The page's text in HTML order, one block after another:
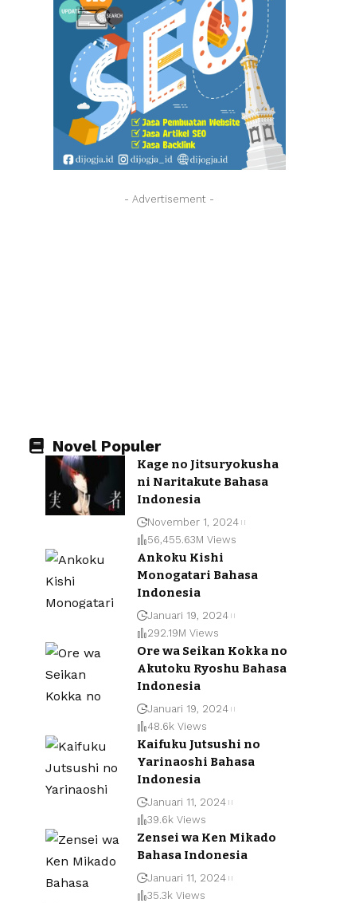
- Advertisement -
Novel Populer
Kage no Jitsuryokusha
ni Naritakute Bahasa
Indonesia
November 1, 2024
56,455.63M Views
Ankoku Kishi
Monogatari Bahasa
Indonesia
Januari 19, 2024
292.19M Views
Ore wa Seikan Kokka no
Akutoku Ryoshu Bahasa
Indonesia
Januari 19, 2024
48.6k Views
Kaifuku Jutsushi no
Yarinaoshi Bahasa
Indonesia
Januari 11, 2024
39.6k Views
Zensei wa Ken Mikado
Bahasa Indonesia
Januari 11, 2024
35.3k Views